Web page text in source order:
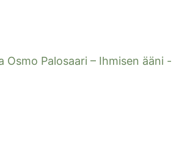
Osmo Palosaari – Ihmisen ääni -